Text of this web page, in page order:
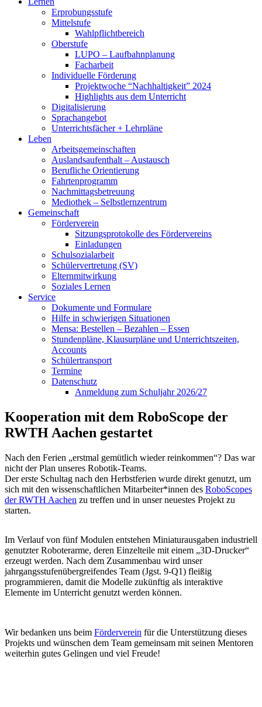
Erprobungsstufe
Mittelstufe
Wahlpflichtbereich
Oberstufe
LUPO – Laufbahnplanung
Facharbeit
Individuelle Förderung
Projektwoche “Nachhaltigkeit” 2024
Highlights aus dem Unterricht
Digitalisierung
Sprachangebot
Unterrichtsfächer + Lehrpläne
Leben
Arbeitsgemeinschaften
Auslandsaufenthalt – Austausch
Berufliche Orientierung
Fahrtenprogramm
Nachmittagsbetreuung
Mediothek – Selbstlernzentrum
Gemeinschaft
Förderverein
Sitzungsprotokolle des Fördervereins
Einladungen
Schulsozialarbeit
Schülervertretung (SV)
Elternmitwirkung
Soziales Lernen
Service
Dokumente und Formulare
Hilfe in schwierigen Situationen
Mensa: Bestellen – Bezahlen – Essen
Stundenpläne, Klausurpläne und Unterrichtszeiten,
Accounts
Schülertransport
Termine
Datenschutz
Anmeldung zum Schuljahr 2026/27
Kooperation mit dem RoboScope der
RWTH Aachen gestartet
Nach den Ferien „erstmal gemütlich wieder reinkommen“? Das war
nicht der Plan unseres Robotik-Teams.
Der erste Schultag nach den Herbstferien wurde direkt genutzt, um
sich mit den wissenschaftlichen Mitarbeiter*innen des RoboScopes
der RWTH Aachen zu treffen und in unser neuestes Projekt zu
starten.
Im Verlauf von fünf Modulen entstehen Miniaturausgaben industriell
genutzter Roboterarme, deren Einzelteile mit einem „3D-Drucker“
erzeugt werden. Nach dem Zusammenbau wird unser
jahrgangsstufenübergreifendes Team (Jgst. 9-Q1) fleißig
programmieren, damit die Modelle zukünftig als interaktive
Elemente im Unterricht genutzt werden können.
Wir bedanken uns beim Förderverein für die Unterstützung dieses
Projekts und wünschen dem Team gemeinsam mit seinen Mentoren
weiterhin gutes Gelingen und viel Freude!